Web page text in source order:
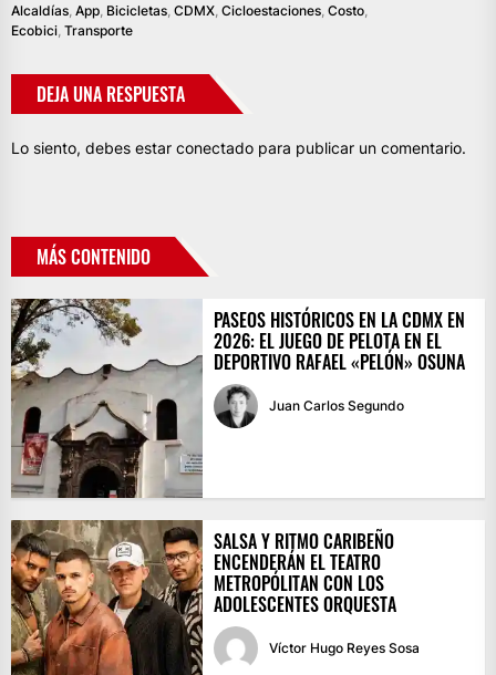
Alcaldías App Bicicletas CDMX Cicloestaciones Costo
Ecobici Transporte
DEJA UNA RESPUESTA
Lo siento, debes estar conectado para publicar un comentario.
MÁS CONTENIDO
PASEOS HISTÓRICOS EN LA CDMX EN
2026: EL JUEGO DE PELOTA EN EL
DEPORTIVO RAFAEL «PELÓN» OSUNA
Juan Carlos Segundo
SALSA Y RITMO CARIBEÑO
ENCENDERÁN EL TEATRO
METROPÓLITAN CON LOS
ADOLESCENTES ORQUESTA
Víctor Hugo Reyes Sosa